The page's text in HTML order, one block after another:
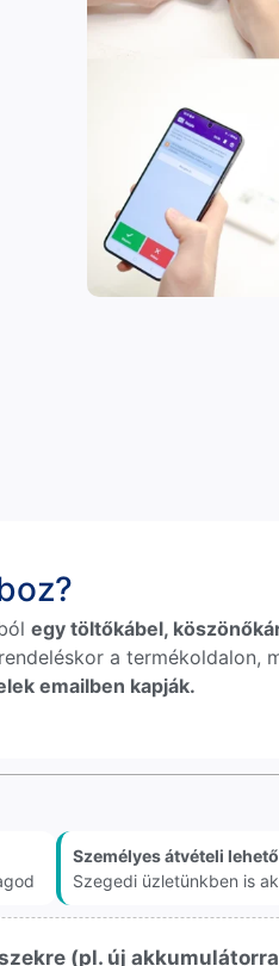
egy töltőkábel,
a termékoldalon,
emailben kapják.
Személyes átvételi
Szegedi üzletünkben is
(pl. új